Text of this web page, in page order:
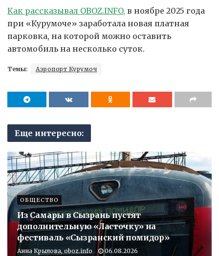
Как рассказывал OBOZ.INFO, в ноябре 2025 года
при «Курумоче» заработала новая платная
парковка, на которой можно оставить
автомобиль на несколько суток.
Темы: Аэропорт Курумоч
Еще интересно:
ОБЩЕСТВО
Из Самары в Сызрань пустят
дополнительную «Ласточку» на
фестиваль «Сызранский помидор»
Анна Крылова, oboz.info 06.08.2026